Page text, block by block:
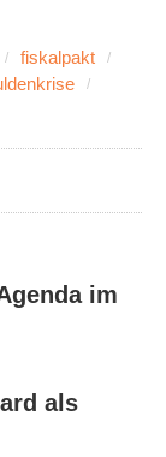
fiskalpakt
im
als